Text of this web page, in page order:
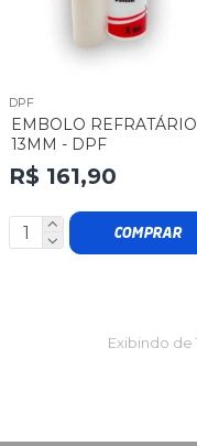
DPF
EMBOLO REFRATÁRIO
13MM - DPF
R$ 161,90
COMPRAR
Exibindo de